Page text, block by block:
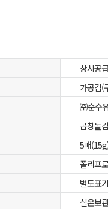
상시공급
가공김(
㈜순수
곱창돌
5매
폴리프
별도표기
실온보